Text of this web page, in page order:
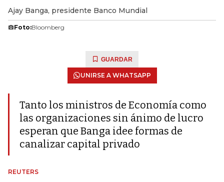
Ajay Banga, presidente Banco Mundial
Foto:Bloomberg
GUARDAR
UNIRSE A WHATSAPP
Tanto los ministros de Economía como
las organizaciones sin ánimo de lucro
esperan que Banga idee formas de
canalizar capital privado
REUTERS